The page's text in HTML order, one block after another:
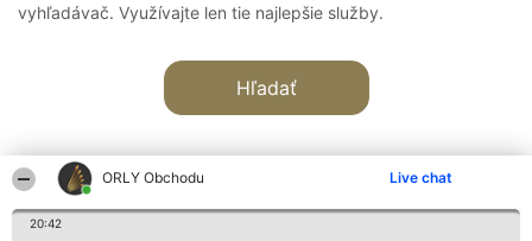
ORLY Obchodu Live chat
20:42
vyhľadávač. Využívajte len tie najlepšie služby.
Hľadať